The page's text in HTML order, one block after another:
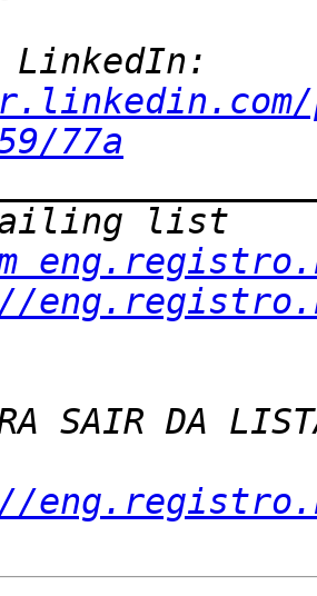
77a